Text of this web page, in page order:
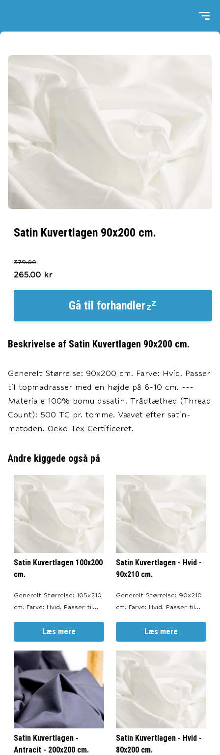
Satin Kuvertlagen 90x200 cm.
379.00
265.00 kr
Gå til forhandler
Beskrivelse af Satin Kuvertlagen 90x200 cm.
Generelt Størrelse: 90x200 cm. Farve: Hvid. Passer
til topmadrasser med en højde på 6-10 cm. ---
Materiale 100% bomuldssatin. Trådtæthed (Thread
Count): 500 TC pr. tomme. Vævet efter satin-
metoden. Oeko Tex Certificeret.
Andre kiggede også på
Satin Kuvertlagen 100x200
cm.
Generelt Størrelse: 105x210
cm. Farve: Hvid. Passer til
på 6-10 cm. --- Materiale
100% bomuldssatin.
Trådtæthed (Thread
Count): 500 TC pr. tomme.
Vævet efter satin-metoden.
Oeko Tex Certificeret. ---
Vask og Vedligeho
Læs mere
Satin Kuvertlagen - Hvid -
90x210 cm.
Generelt Størrelse: 90x210
cm. Farve: Hvid. Passer til
på 6-10 cm. --- Materiale
100% bomuldssatin.
Trådtæthed (Thread
Count): 500 TC pr. tomme.
Vævet efter satin-metoden.
Oeko Tex Certificeret. ---
Vask og Vedligehol
Læs mere
Satin Kuvertlagen -
Antracit - 200x200 cm.
Satin Kuvertlagen - Hvid -
80x200 cm.